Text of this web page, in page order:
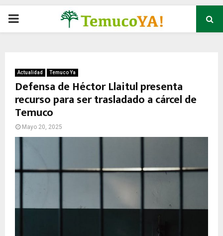
P
M
A
M
Actualidad Temuco Ya
Defensa de Héctor Llaitul presenta
recurso para ser trasladado a cárcel de
Temuco
Mayo 20, 2025